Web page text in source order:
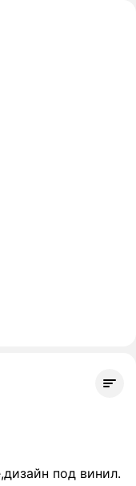
под винил.